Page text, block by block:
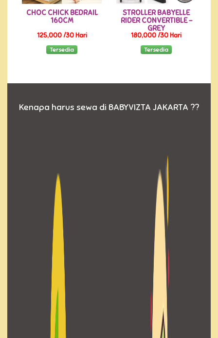
CHOC CHICK BEDRAIL
160CM
125,000 /30 Hari
Tersedia
STROLLER BABYELLE
RIDER CONVERTIBLE -
GREY
180,000 /30 Hari
Tersedia
Kenapa harus sewa di BABYVIZTA JAKARTA ??